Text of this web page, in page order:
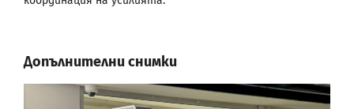
Допълнителни снимки